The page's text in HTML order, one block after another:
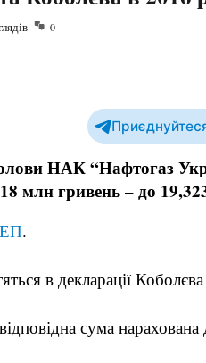
0
НАК “Нафтогаз
млн гривень – до
ЕП.
в декларації
сума